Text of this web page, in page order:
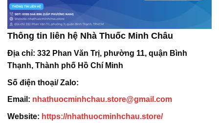
Thông tin liên hệ Nhà Thuốc Minh Châu
Địa chỉ: 332 Phan Văn Trị, phường 11, quận Bình
Thạnh, Thành phố Hồ Chí Minh
Số điện thoại/ Zalo:
Email: nhathuocminhchau.store@gmail.com
Website: https://nhathuocminhchau.store/